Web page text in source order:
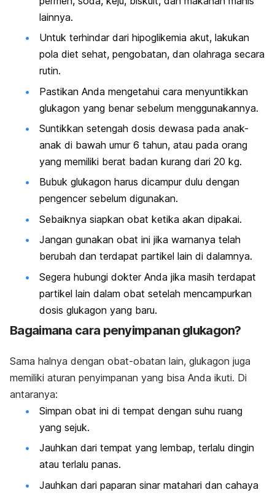
lainnya.
Untuk terhindar dari hipoglikemia akut, lakukan
pola diet sehat, pengobatan, dan olahraga secara
rutin.
Pastikan Anda mengetahui cara menyuntikkan
glukagon yang benar sebelum menggunakannya.
Suntikkan setengah dosis dewasa pada anak-
anak di bawah umur 6 tahun, atau pada orang
yang memiliki berat badan kurang dari 20 kg.
Bubuk glukagon harus dicampur dulu dengan
pengencer sebelum digunakan.
Sebaiknya siapkan obat ketika akan dipakai.
Jangan gunakan obat ini jika warnanya telah
berubah dan terdapat partikel lain di dalamnya.
Segera hubungi dokter Anda jika masih terdapat
partikel lain dalam obat setelah mencampurkan
dosis glukagon yang baru.
Bagaimana cara penyimpanan glukagon?
Sama halnya dengan obat-obatan lain, glukagon juga
memiliki aturan penyimpanan yang bisa Anda ikuti. Di
antaranya:
Simpan obat ini di tempat dengan suhu ruang
yang sejuk.
Jauhkan dari tempat yang lembap, terlalu dingin
atau terlalu panas.
Jauhkan dari paparan sinar matahari dan cahaya